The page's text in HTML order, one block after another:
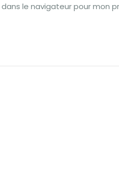
le navigateur pour mon